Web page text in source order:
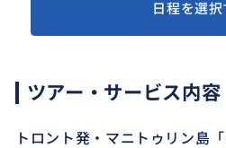
日程を選択
ツアー・サービス内容
トロント発・マニトゥリン島